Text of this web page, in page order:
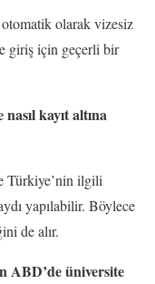
otomatik olarak vizesiz
giriş için geçerli bir
kayıt altına
Türkiye’nin ilgili
yapılabilir. Böylece
de alır.
ABD’de üniversite